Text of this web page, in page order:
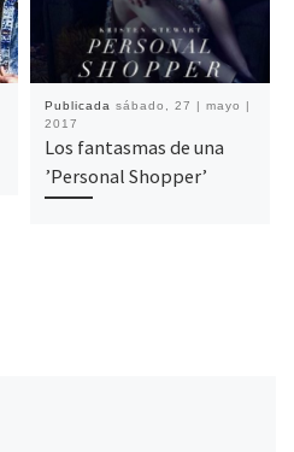
Publicada sábado, 27 | mayo |
2017
Los fantasmas de una
’Personal Shopper’